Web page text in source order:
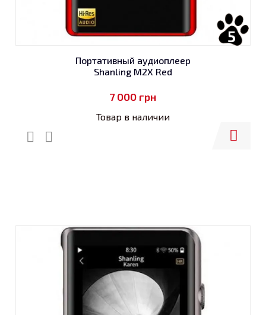
5
Портативный аудиоплеер
Shanling M2X Red
7 000 грн
Товар в наличии